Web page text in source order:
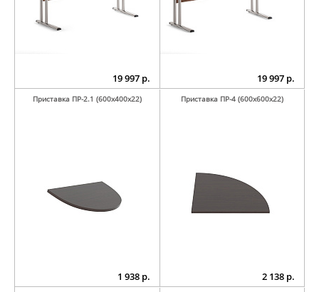
19 997 р. 19 997 р.
Приставка ПР-2.1 (600х400х22)
1 938 р.
Приставка ПР-4 (600х600х22)
2 138 р.